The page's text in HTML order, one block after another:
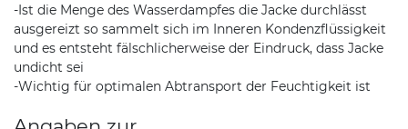
-Ist die Menge des Wasserdampfes die Jacke durchlässt
ausgereizt so sammelt sich im Inneren Kondenzflüssigkeit
und es entsteht fälschlicherweise der Eindruck, dass Jacke
undicht sei
-Wichtig für optimalen Abtransport der Feuchtigkeit ist